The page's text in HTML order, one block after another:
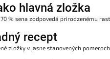
hlavná zložka
70 % sena zodpovedá prirodzenému
recept
zložky v jasne stanovených